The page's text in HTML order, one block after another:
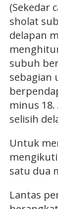
(Sekedar
sholat
delapan
subuh
sebagian
minus
selisih
Untuk
satu dua
Lantas